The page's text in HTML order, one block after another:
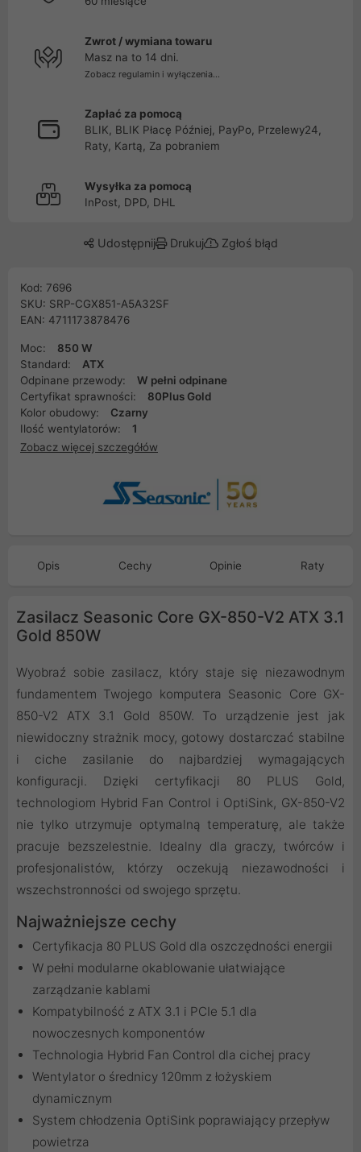
Zwrot / wymiana towaru
Masz na to 14 dni.
Zobacz regulamin i wyłączenia...
Zapłać za pomocą
BLIK, BLIK Płacę Później, PayPo, Przelewy24,
Raty, Kartą, Za pobraniem
Wysyłka za pomocą
InPost, DPD, DHL
Udostępnij Drukuj Zgłoś błąd
Kod: 7696
SKU: SRP-CGX851-A5A32SF
EAN: 4711173878476
Moc:
850 W
Standard:
ATX
Odpinane przewody:
W pełni odpinane
Certyfikat sprawności:
80Plus Gold
Kolor obudowy:
Czarny
Ilość wentylatorów:
1
Zobacz więcej szczegółów
Opis Cechy Opinie Raty
Zasilacz Seasonic Core GX-850-V2 ATX 3.1
Gold 850W
Wyobraź sobie zasilacz, który staje się niezawodnym
fundamentem Twojego komputera Seasonic Core GX-
850-V2 ATX 3.1 Gold 850W. To urządzenie jest jak
niewidoczny strażnik mocy, gotowy dostarczać stabilne
i ciche zasilanie do najbardziej wymagających
konfiguracji. Dzięki certyfikacji 80 PLUS Gold,
technologiom Hybrid Fan Control i OptiSink, GX-850-V2
nie tylko utrzymuje optymalną temperaturę, ale także
pracuje bezszelestnie. Idealny dla graczy, twórców i
profesjonalistów, którzy oczekują niezawodności i
wszechstronności od swojego sprzętu.
Najważniejsze cechy
Certyfikacja 80 PLUS Gold dla oszczędności energii
W pełni modularne okablowanie ułatwiające
zarządzanie kablami
Kompatybilność z ATX 3.1 i PCIe 5.1 dla
nowoczesnych komponentów
Technologia Hybrid Fan Control dla cichej pracy
Wentylator o średnicy 120mm z łożyskiem
dynamicznym
System chłodzenia OptiSink poprawiający przepływ
powietrza